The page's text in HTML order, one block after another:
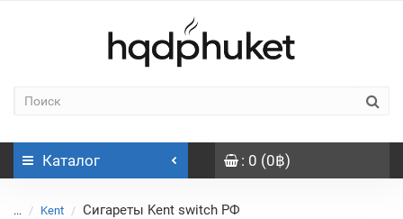
Каталог : 0 (0฿)
... Kent Сигареты Kent switch РФ